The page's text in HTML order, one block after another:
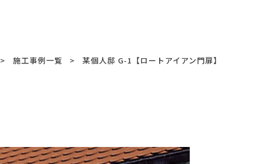
施工事例一覧 某個人邸 G-1【ロートアイアン門扉】